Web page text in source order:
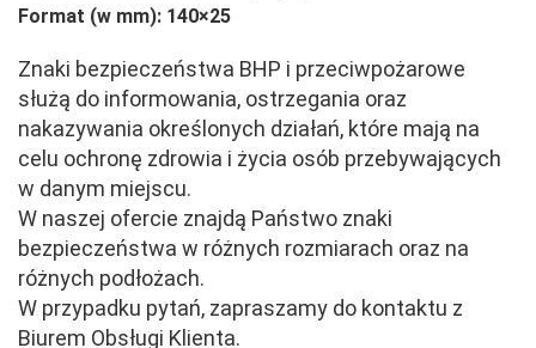
Format (w mm): 140×25
Znaki bezpieczeństwa BHP i przeciwpożarowe
służą do informowania, ostrzegania oraz
nakazywania określonych działań, które mają na
celu ochronę zdrowia i życia osób przebywających
w danym miejscu.
W naszej ofercie znajdą Państwo znaki
bezpieczeństwa w różnych rozmiarach oraz na
różnych podłożach.
W przypadku pytań, zapraszamy do kontaktu z
Biurem Obsługi Klienta.